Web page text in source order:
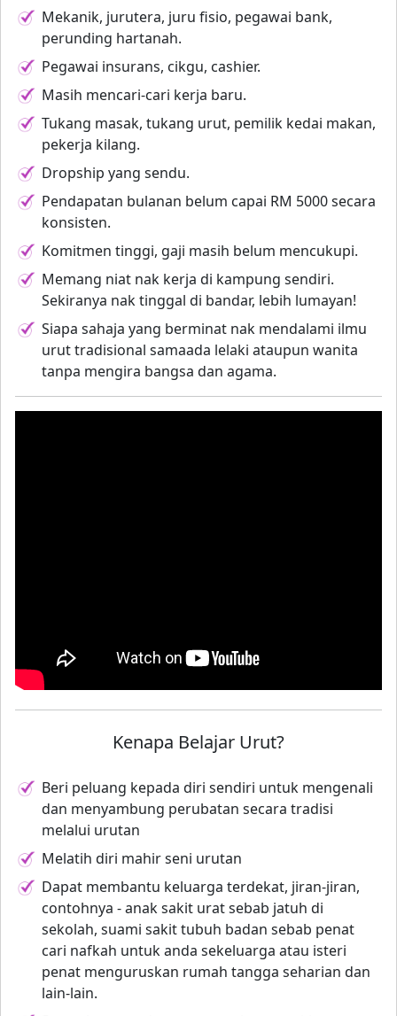
Mekanik, jurutera, juru fisio, pegawai bank,
perunding hartanah.
Pegawai insurans, cikgu, cashier.
Masih mencari-cari kerja baru.
Tukang masak, tukang urut, pemilik kedai makan,
pekerja kilang.
Dropship yang sendu.
Pendapatan bulanan belum capai RM 5000 secara
konsisten.
Komitmen tinggi, gaji masih belum mencukupi.
Memang niat nak kerja di kampung sendiri.
Sekiranya nak tinggal di bandar, lebih lumayan!
Siapa sahaja yang berminat nak mendalami ilmu
urut tradisional samaada lelaki ataupun wanita
tanpa mengira bangsa dan agama.
Kenapa Belajar Urut?
Beri peluang kepada diri sendiri untuk mengenali
dan menyambung perubatan secara tradisi
melalui urutan
Melatih diri mahir seni urutan
Dapat membantu keluarga terdekat, jiran-jiran,
contohnya - anak sakit urat sebab jatuh di
sekolah, suami sakit tubuh badan sebab penat
cari nafkah untuk anda sekeluarga atau isteri
penat menguruskan rumah tangga seharian dan
lain-lain.